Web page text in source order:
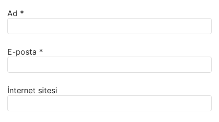
Ad *
E-posta *
İnternet sitesi